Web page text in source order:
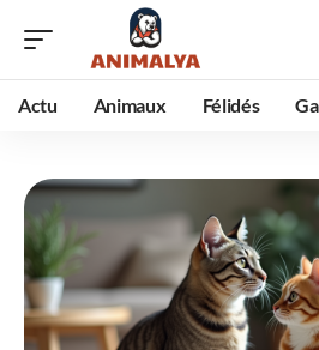
Actu Animaux Félidés